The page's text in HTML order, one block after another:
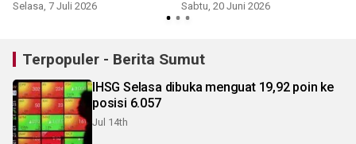
Selasa, 7 Juli 2026 Sabtu, 20 Juni 2026
Terpopuler - Berita Sumut
IHSG Selasa dibuka menguat 19,92 poin ke
posisi 6.057
Jul 14th